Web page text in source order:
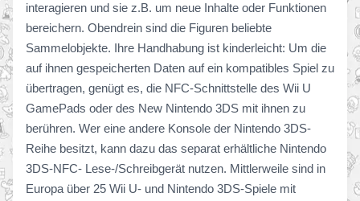
interagieren und sie z.B. um neue Inhalte oder Funktionen
bereichern. Obendrein sind die Figuren beliebte
Sammelobjekte. Ihre Handhabung ist kinderleicht: Um die
auf ihnen gespeicherten Daten auf ein kompatibles Spiel zu
übertragen, genügt es, die NFC-Schnittstelle des Wii U
GamePads oder des New Nintendo 3DS mit ihnen zu
berühren. Wer eine andere Konsole der Nintendo 3DS-
Reihe besitzt, kann dazu das separat erhältliche Nintendo
3DS-NFC- Lese-/Schreibgerät nutzen. Mittlerweile sind in
Europa über 25 Wii U- und Nintendo 3DS-Spiele mit